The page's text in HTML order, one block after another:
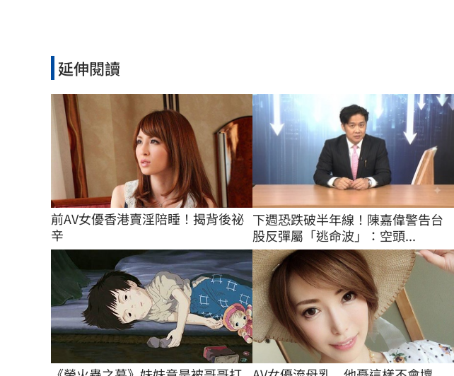
延伸閱讀
前AV女優香港賣淫陪睡！揭背後祕
辛
下週恐跌破半年線！陳嘉偉警告台
股反彈屬「逃命波」：空頭...